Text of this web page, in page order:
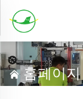
홈페이지